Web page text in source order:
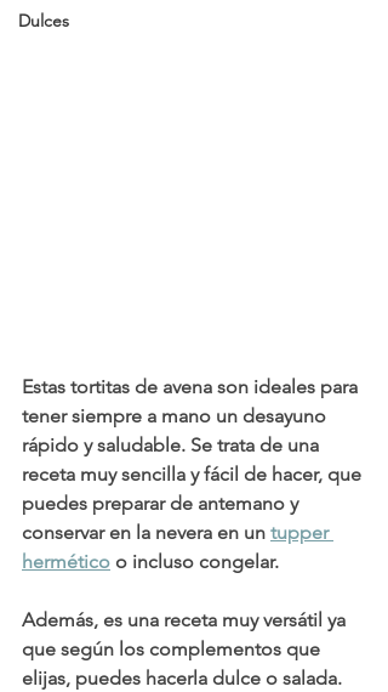
Dulces
Estas tortitas de avena son ideales para
tener siempre a mano un desayuno
rápido y saludable. Se trata de una
receta muy sencilla y fácil de hacer, que
puedes preparar de antemano y
conservar en la nevera en un tupper
hermético o incluso congelar.
Además, es una receta muy versátil ya
que según los complementos que
elijas, puedes hacerla dulce o salada.